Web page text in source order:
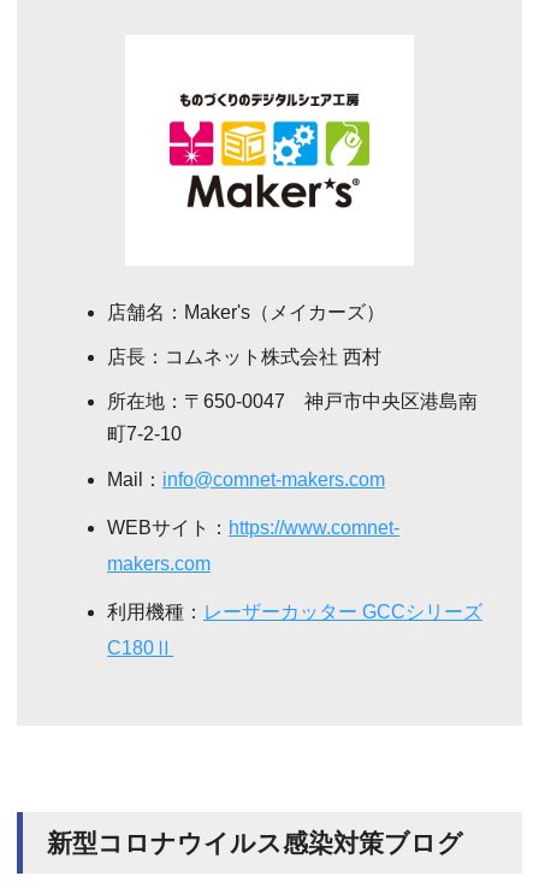
店舗名：Maker's（メイカーズ）
店長：コムネット株式会社 西村
所在地：〒650-0047 神戸市中央区港島南
町7-2-10
Mail： info@comnet-makers.com
WEBサイト： https://www.comnet-
makers.com
利用機種： レーザーカッター GCCシリーズ
C180Ⅱ
新型コロナウイルス感染対策ブログ